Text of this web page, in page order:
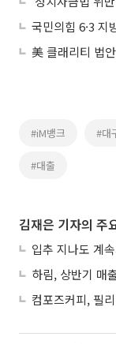
#iM뱅크 #대
#대출
김재은 기자의 주
하림, 상반기 매